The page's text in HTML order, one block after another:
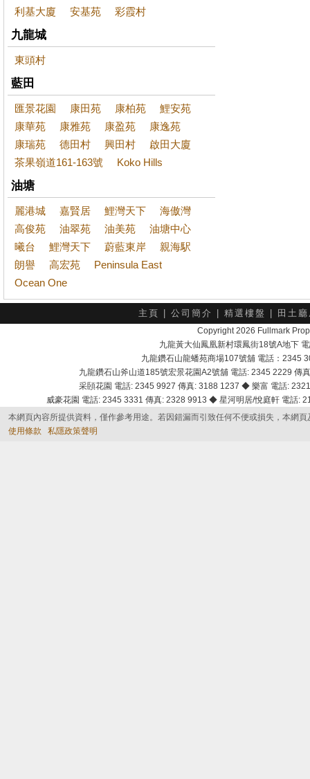
利基大廈 安基苑 彩霞村
九龍城
東頭村
藍田
匯景花園 康田苑 康柏苑
鯉安苑
康華苑
康雅苑 康盈苑
康逸苑
康瑞苑
德田村 興田村
啟田大廈
茶果嶺道161-163號
Koko Hills
油塘
麗港城 嘉賢居 鯉灣天下
海傲灣
高俊苑
油翠苑 油美苑
油塘中心
曦台
鯉灣天下 蔚藍東岸
親海駅
朗譽
高宏苑
Peninsula East
Ocean One
主頁 公司簡介 精選樓盤 田土
Copyright 2026 Fullmark
九龍黃大仙鳳凰新村環鳳街18號A地下
九龍鑽石山龍蟠苑商場107號舖 電話：2345
九龍鑽石山斧山道185號宏景花園A2號舖 電話: 2345 2229
采頣花園 電話: 2345 9927 傳真: 3188 1237 ◆ 樂富 電話:
威豪花園 電話: 2345 3331 傳真: 2328 9913 ◆ 星河明居/悅庭軒 電話
本網頁內容所提供資料，僅作參考用途。若因錯漏而引致任何不便或損失，本網
使用條款
私隱政策聲明